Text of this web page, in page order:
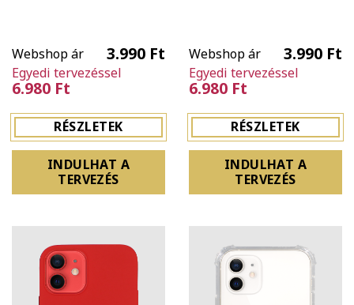
Webshop ár 3.990 Ft
Egyedi tervezéssel
6.980 Ft
RÉSZLETEK
INDULHAT A
TERVEZÉS
Webshop ár 3.990 Ft
Egyedi tervezéssel
6.980 Ft
RÉSZLETEK
INDULHAT A
TERVEZÉS